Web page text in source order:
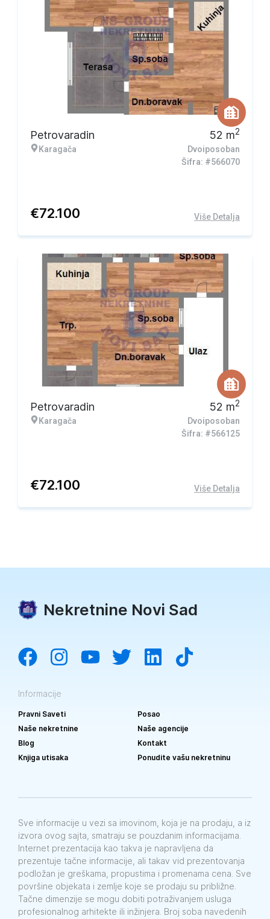
Petrovaradin
Karagača
52 m2
Dvoiposoban
Šifra: #566070
€72.100 Više Detalja
Petrovaradin
Karagača
52 m2
Dvoiposoban
Šifra: #566125
€72.100 Više Detalja
Nekretnine Novi Sad
Informacije
Pravni Saveti
Posao
Naše nekretnine
Naše agencije
Blog
Kontakt
Knjiga utisaka
Ponudite vašu nekretninu
Sve informacije u vezi sa imovinom, koja je na prodaju, a iz
izvora ovog sajta, smatraju se pouzdanim informacijama.
Internet prezentacija kao takva je napravljena da
prezentuje tačne informacije, ali takav vid prezentovanja
podložan je greškama, propustima i promenama cena. Sve
površine objekata i zemlje koje se prodaju su približne.
Tačne dimenzije se mogu dobiti potraživanjem usluga
profesionalnog arhitekte ili inžinjera. Broj soba navedenih